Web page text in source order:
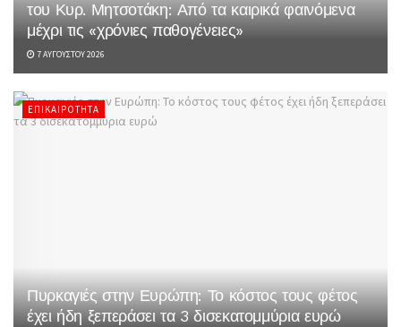
του Κυρ. Μητσοτάκη: Από τα καιρικά φαινόμενα
μέχρι τις «χρόνιες παθογένειες»
7 ΑΥΓΟΎΣΤΟΥ 2026
ΕΠΙΚΑΙΡΌΤΗΤΑ
Πυρκαγιές στην Ευρώπη: Το κόστος τους φέτος
έχει ήδη ξεπεράσει τα 3 δισεκατομμύρια ευρώ